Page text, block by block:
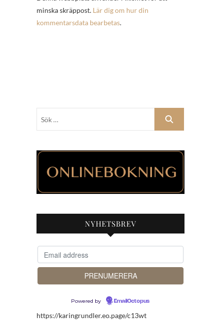
minska skräppost. Lär dig om hur din
kommentarsdata bearbetas.
NYHETSBREV
Powered by EmailOctopus
https://karingrundler.eo.page/c13wt